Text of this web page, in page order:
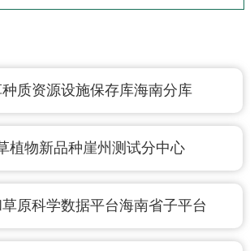
质资源设施保存库海南分库
植物新品种崖州测试分中心
原科学数据平台海南省子平台